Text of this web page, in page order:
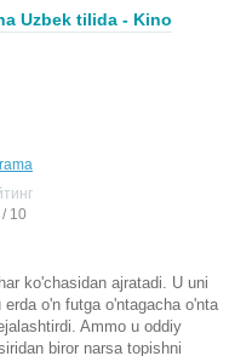
Uzbek tilida - Kino
10
ko'chasidan ajratadi. U uni
o'n futga o'ntagacha o'nta
Ammo u oddiy
biror narsa topishni